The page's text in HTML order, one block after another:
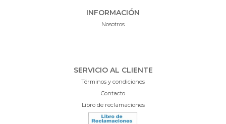
INFORMACIÓN
Nosotros
SERVICIO AL CLIENTE
Términos y condiciones
Contacto
Libro de reclamaciones